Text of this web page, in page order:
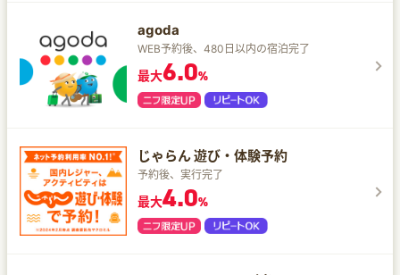
agoda
WEB予約後、480日以内の宿泊完了
最大6.0%
じゃらん 遊び・体験予約
予約後、実行完了
最大4.0%